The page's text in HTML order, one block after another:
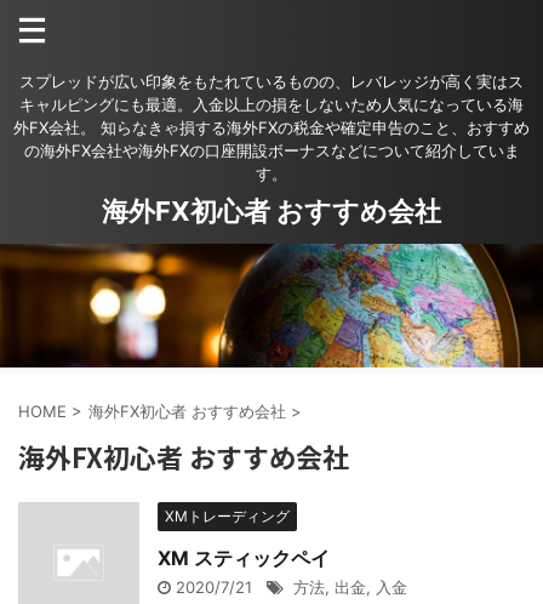
スプレッドが広い印象をもたれているものの、レバレッジが高く実はス
キャルピングにも最適。入金以上の損をしないため人気になっている海
外FX会社。 知らなきゃ損する海外FXの税金や確定申告のこと、おすすめ
の海外FX会社や海外FXの口座開設ボーナスなどについて紹介していま
す。
海外FX初心者 おすすめ会社
HOME > 海外FX初心者 おすすめ会社 >
海外FX初心者 おすすめ会社
XMトレーディング
XM スティックペイ
2020/7/21 方法, 出金, 入金